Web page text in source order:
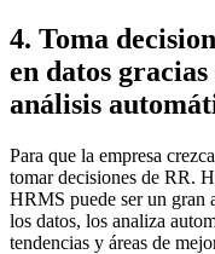
4. Toma
en datos
análisis
Para que la empresa
tomar decisiones de RR.
HRMS puede ser un gran
los datos, los analiza
tendencias y áreas de